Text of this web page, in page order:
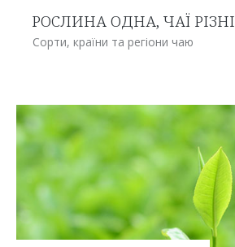
РОСЛИНА ОДНА, ЧАЇ РІЗНІ
Сорти, країни та регіони чаю